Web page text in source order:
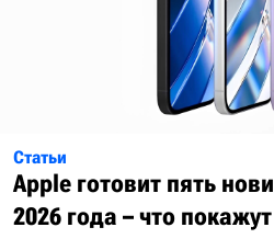
Статьи
Apple готовит пять
2026 года – что покажут